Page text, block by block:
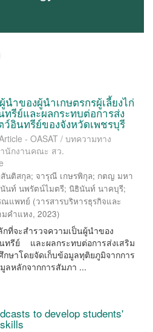
นำของผู้นำเกษตรกรผู้เลี้ยงไก่
ทรีย์และผลกระทบต่อการส่ง
ว์อินทรีย์ของจังหวัดเพชรบุรี
- OASAT / บทความทาง
นักงานคณะ สว.
นติสกุล; จารุณี เกษรพิกุล; กตญ มหา
นท์ นพรัตน์ไมตรี; นิธินันท์ นาคบุรี;
ณแพทย์ (วารสารบริหารธุรกิจและ
คำแหง, 2023)
ที่จะสำรวจความเป็นผู้นำของ
นทรีย์ และผลกระทบต่อการส่งเสริม
าโดยจัดเก็บข้อมูลทุติยภูมิจากการ
ลหลักจากการสัมภา ...
to develop students'